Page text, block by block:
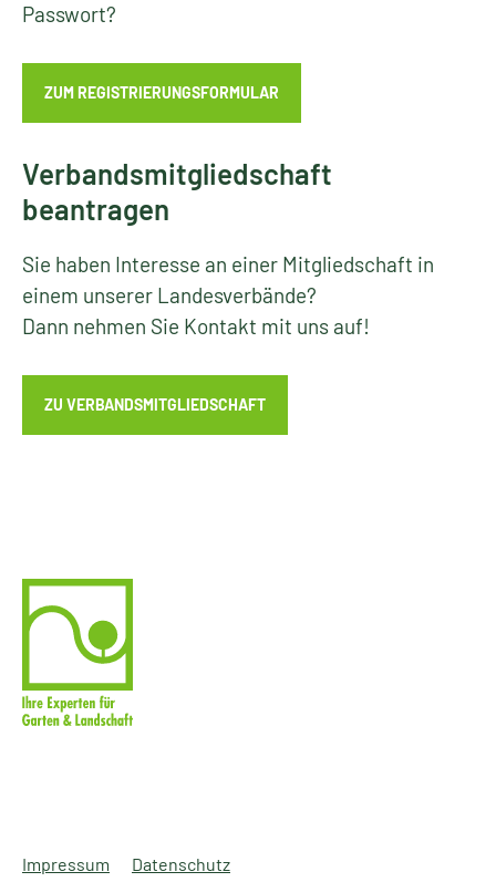
Passwort?
ZUM REGISTRIERUNGSFORMULAR
Verbandsmitgliedschaft
beantragen
Sie haben Interesse an einer Mitgliedschaft in
einem unserer Landesverbände?
Dann nehmen Sie Kontakt mit uns auf!
ZU VERBANDSMITGLIEDSCHAFT
Impressum Datenschutz